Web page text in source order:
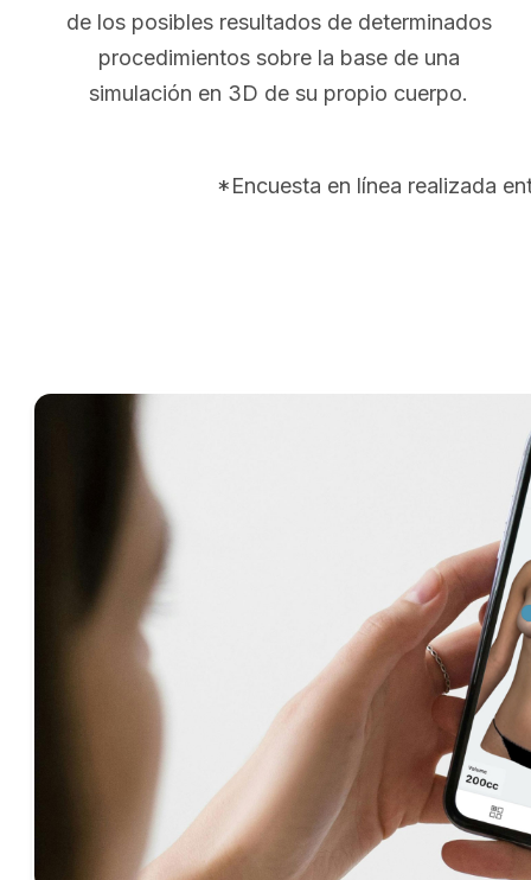
de los posibles resultados de determinados
procedimientos sobre la base de una
simulación en 3D de su propio cuerpo.
*Encuesta en línea realizada